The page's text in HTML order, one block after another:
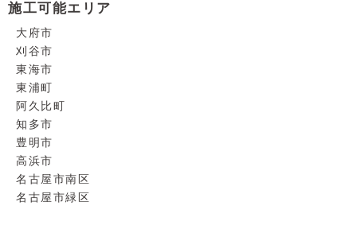
施工可能エリア
大府市
刈谷市
東海市
東浦町
阿久比町
知多市
豊明市
高浜市
名古屋市南区
名古屋市緑区